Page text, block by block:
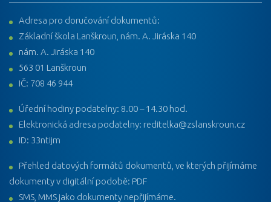
Adresa pro doručování dokumentů:
Základní škola Lanškroun, nám. A. Jiráska 140
nám. A. Jiráska 140
563 01 Lanškroun
IČ: 708 46 944
Úřední hodiny podatelny: 8.00 – 14.30 hod.
Elektronická adresa podatelny: reditelka@zslanskroun.cz
ID: 33ntijm
Přehled datových formátů dokumentů, ve kterých přijímáme
dokumenty v digitální podobě: PDF
SMS, MMS jako dokumenty nepřijímáme.